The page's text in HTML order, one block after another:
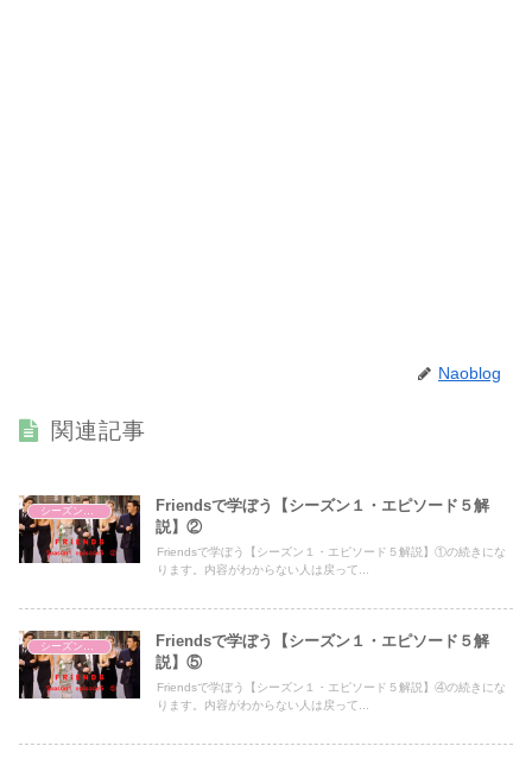
Naoblog
関連記事
Friendsで学ぼう【シーズン１・エピソード５解
説】②
Friendsで学ぼう【シーズン１・エピソード５解説】①の続きにな
ります。内容がわからない人は戻って...
Friendsで学ぼう【シーズン１・エピソード５解
説】⑤
Friendsで学ぼう【シーズン１・エピソード５解説】④の続きにな
ります。内容がわからない人は戻って...